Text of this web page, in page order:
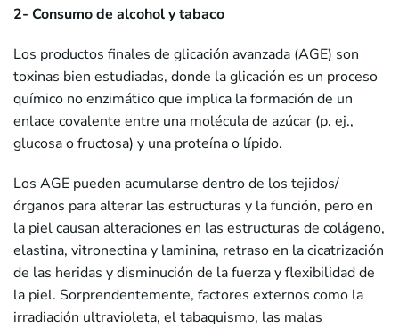
2- Consumo de alcohol y tabaco
Los productos finales de glicación avanzada (AGE) son
toxinas bien estudiadas, donde la glicación es un proceso
químico no enzimático que implica la formación de un
enlace covalente entre una molécula de azúcar (p. ej.,
glucosa o fructosa) y una proteína o lípido.
Los AGE pueden acumularse dentro de los tejidos/
órganos para alterar las estructuras y la función, pero en
la piel causan alteraciones en las estructuras de colágeno,
elastina, vitronectina y laminina, retraso en la cicatrización
de las heridas y disminución de la fuerza y flexibilidad de
la piel. Sorprendentemente, factores externos como la
irradiación ultravioleta, el tabaquismo, las malas